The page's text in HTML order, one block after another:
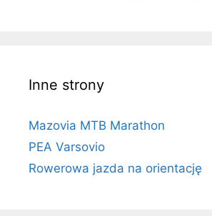
Inne strony
Mazovia MTB Marathon
PEA Varsovio
Rowerowa jazda na orientację